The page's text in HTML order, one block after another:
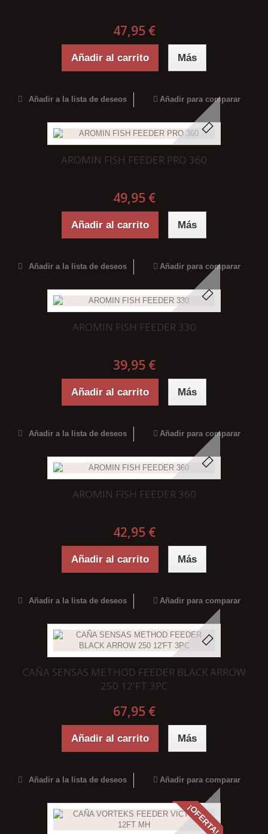
47,95 €
Añadir al carrito Más
Añadir a la lista de deseos Añadir para comparar
AROMIN FISH FEEDER PRO 360
49,95 €
Añadir al carrito Más
Añadir a la lista de deseos Añadir para comparar
AROMIN FISH FEEDER 330
39,95 €
Añadir al carrito Más
Añadir a la lista de deseos Añadir para comparar
AROMIN FISH FEEDER 360
42,95 €
Añadir al carrito Más
Añadir a la lista de deseos Añadir para comparar
CAÑA SENSAS METHOD FEEDER BLACK ARROW
250 12'FT 3PC
67,95 €
Añadir al carrito Más
Añadir a la lista de deseos Añadir para comparar
¡OFERTA!